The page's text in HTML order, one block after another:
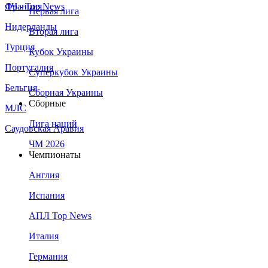
Франция
Нидерланды
Турция
Португалия
Бельгия
МЛС
Саудовская Аравия
ЛЧ - Top News
Первая лига
Вторая лига
Кубок Украины
Суперкубок Украины
Сборная Украины
Сборные
Лига наций
ЧМ 2026
Чемпионаты
Англия
Испания
АПЛ Top News
Италия
Германия